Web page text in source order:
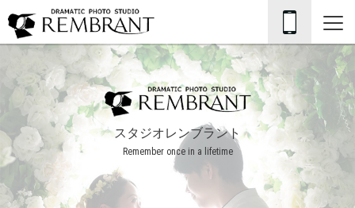
スタジオレンブラント
Remember once in a lifetime